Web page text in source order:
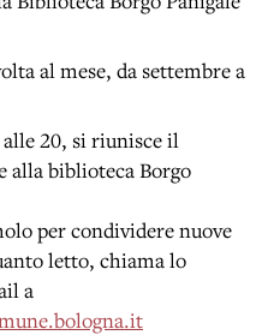
al mese, da settembre a
20, si riunisce il
alla biblioteca Borgo
per condividere nuove
letto, chiama lo
a